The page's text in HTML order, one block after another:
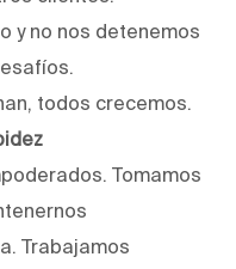
y no nos detenemos
todos crecemos.
Tomamos
Trabajamos